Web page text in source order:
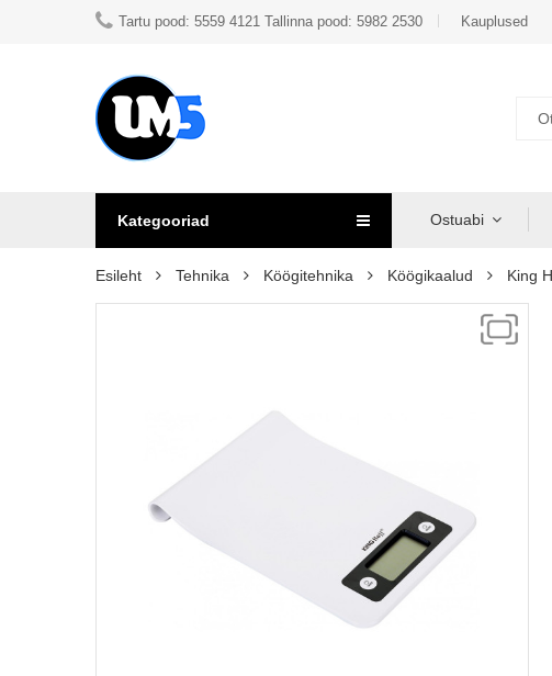
Tartu pood: 5559 4121 Tallinna pood: 5982 2530 Kauplused
Kategooriad Ostuabi
Esileht Tehnika Köögitehnika Köögikaalud King